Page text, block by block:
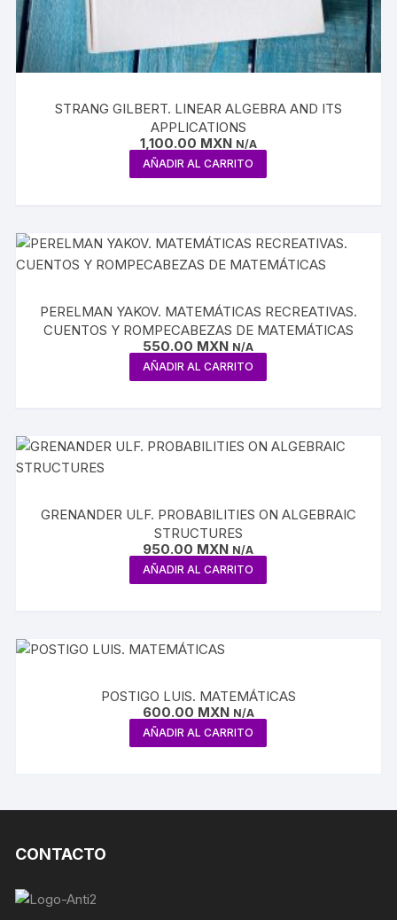
STRANG GILBERT. LINEAR ALGEBRA AND ITS
APPLICATIONS
1,100.00 MXN N/A
AÑADIR AL CARRITO
PERELMAN YAKOV. MATEMÁTICAS RECREATIVAS.
CUENTOS Y ROMPECABEZAS DE MATEMÁTICAS
550.00 MXN N/A
AÑADIR AL CARRITO
GRENANDER ULF. PROBABILITIES ON ALGEBRAIC
STRUCTURES
950.00 MXN N/A
AÑADIR AL CARRITO
POSTIGO LUIS. MATEMÁTICAS
600.00 MXN N/A
AÑADIR AL CARRITO
CONTACTO